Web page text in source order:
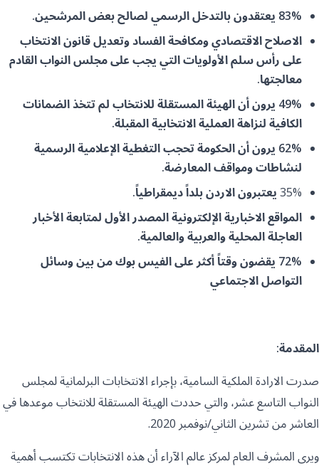
83% يعتقدون بالتدخل الرسمي لصالح بعض المرشحين.
الاصلاح الاقتصادي ومكافحة الفساد وتعديل قانون الانتخاب
على رأس سلم الأولويات التي يجب على مجلس النواب القادم
معالجتها.
49% يرون أن الهيئة المستقلة للانتخاب لم تتخذ الضمانات
الكافية لنزاهة العملية الانتخابية المقبلة.
62% يرون أن الحكومة تحجب التغطية الإعلامية الرسمية
لنشاطات ومواقف المعارضة.
35% يعتبرون الاردن بلداً ديمقراطياً.
المواقع الاخبارية الإلكترونية المصدر الأول لمتابعة الأخبار
العاجلة المحلية والعربية والعالمية.
72% يقضون وقتاً أكثر على الفيس بوك من بين وسائل
التواصل الاجتماعي
المقدمة:
صدرت الارادة الملكية السامية، بإجراء الانتخابات البرلمانية لمجلس
النواب التاسع عشر، والتي حددت الهيئة المستقلة للانتخاب موعدها في
العاشر من تشرين الثاني/نوفمبر 2020.
ويرى المشرف العام لمركز عالم الآراء أن هذه الانتخابات تكتسب أهمية